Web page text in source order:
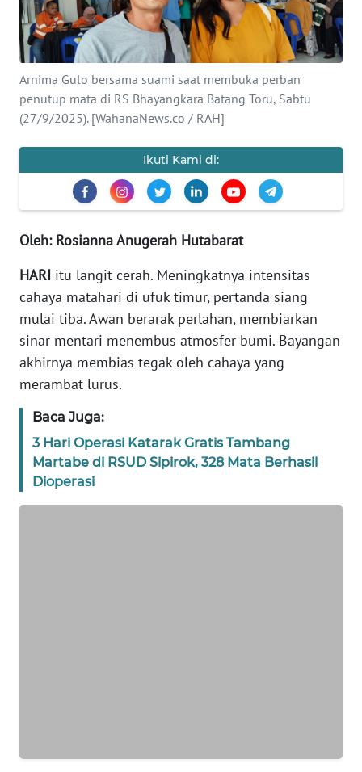
Arnima Gulo bersama suami saat membuka perban
penutup mata di RS Bhayangkara Batang Toru, Sabtu
(27/9/2025). [WahanaNews.co / RAH]
Ikuti Kami di:
Oleh: Rosianna Anugerah Hutabarat
HARI itu langit cerah. Meningkatnya intensitas
cahaya matahari di ufuk timur, pertanda siang
mulai tiba. Awan berarak perlahan, membiarkan
sinar mentari menembus atmosfer bumi. Bayangan
akhirnya membias tegak oleh cahaya yang
merambat lurus.
Baca Juga:
3 Hari Operasi Katarak Gratis Tambang
Martabe di RSUD Sipirok, 328 Mata Berhasil
Dioperasi
BERITA
KONTAK
INFO
IKLAN
TENTANG
PEDOMAN
MEDIA
REDAKSI
KARIR
DISCLAIMER
Wahana
Regional
WN
NTT